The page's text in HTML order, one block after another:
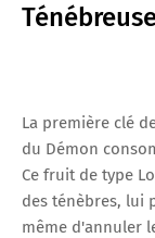
La première clé
du Démon
Ce fruit de type
des ténèbres, lui
même d'annuler